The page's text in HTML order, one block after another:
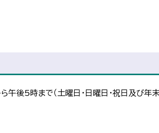
後5時まで（土曜日・日曜日・祝日及び年